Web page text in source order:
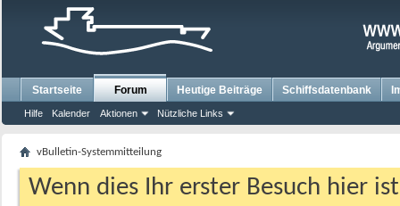
Startseite Forum
Hilfe Kalender Aktionen Nützliche Links
Heutige Beiträge Schiffsdatenbank
vBulletin-Systemmitteilung
Wenn dies Ihr erster Besuch hier